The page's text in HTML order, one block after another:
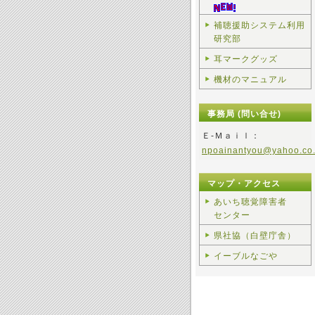
補聴援助システム利用
研究部
耳マークグッズ
機材のマニュアル
事務局 (問い合せ)
Ｅ-Ｍａｉｌ：
マップ・アクセス
あいち聴覚障害者
センター
県社協（白壁庁舎）
イーブルなごや